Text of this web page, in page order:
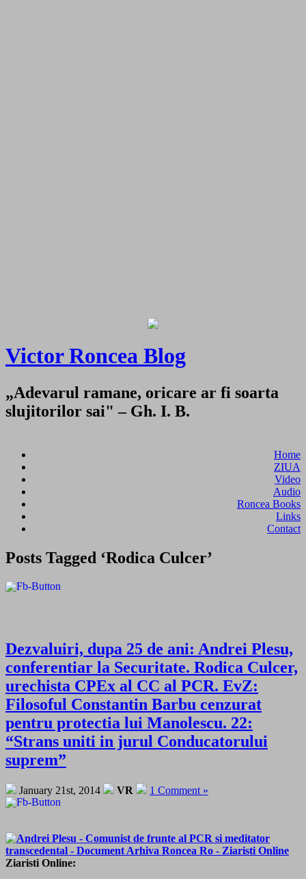
Victor Roncea Blog
„Adevarul ramane, oricare ar fi soarta
slujitorilor sai" – Gh. I. B.
Home
ZIUA
Video
Audio
Roncea Books
Links
Contact
Posts Tagged ‘Rodica Culcer’
Dezvaluiri, dupa 25 de ani: Andrei Plesu,
conferentiar la Securitate. Rodica Culcer,
urechista CPEx al CC al PCR. EvZ:
Filosoful Constantin Barbu cenzurat
pentru protectia lui Manolescu. 22:
“Strans uniti in jurul Conducatorului
suprem”
January 21st, 2014 VR 1 Comment »
Ziaristi Online: